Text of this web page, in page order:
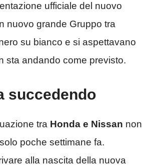
ufficiale del nuovo
nuovo grande Gruppo tra
su bianco e si aspettavano
sta andando come previsto.
succedendo
tra Honda e Nissan non
poche settimane fa.
alla nascita della nuova